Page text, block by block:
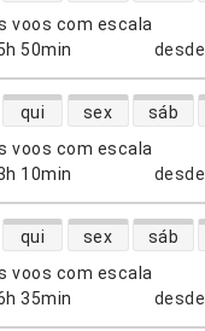
voos com escala
50min desde
voos com escala
10min
diretos
qui sex sáb
desde
voos com escala
35min
diretos
qui sex sáb
desde